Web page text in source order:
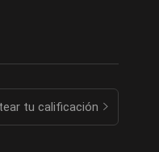
tu calificación